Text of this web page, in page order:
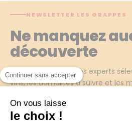
Continuer sans accepter
On vous laisse
le choix !
NEWSLETTER LES GRAPPES
Ne manquez
découverte
Chaque semaine, nos experts
vins, les domaines à suivre et les
rater. Recevez tout en avant-